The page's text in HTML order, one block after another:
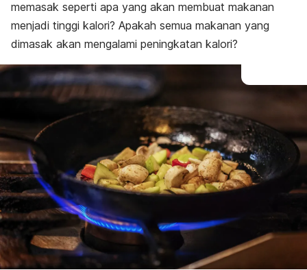
memasak seperti apa yang akan membuat makanan
menjadi tinggi kalori? Apakah semua makanan yang
dimasak akan mengalami peningkatan kalori?